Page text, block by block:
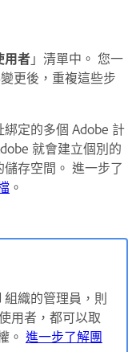
用者」清單中。 您一
更後，重複這些步
定的多個 Adobe 計
就會建立個別的
存空間。 進一步了
。
織的管理員，則
用者，都可以取
。 進一步了解團